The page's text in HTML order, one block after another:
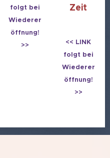
folgt bei
Wiederer
öffnung!
>>
Zeit
<< LINK
folgt bei
Wiederer
öffnung!
>>